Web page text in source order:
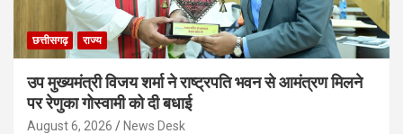
छत्तीसगढ़ राज्य
उप मुख्यमंत्री विजय शर्मा ने राष्ट्रपति भवन से आमंत्रण मिलने
पर रेणुका गोस्वामी को दी बधाई
August 6, 2026 News Desk